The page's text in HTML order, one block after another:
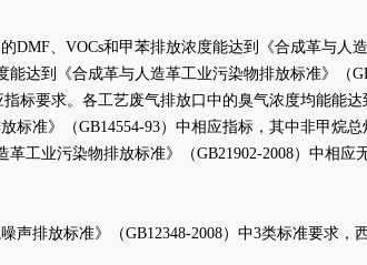
DMF、VOCs和甲苯排放浓度能达到《合成革与人
达到《合成革与人造革工业污染物排放标准》（
标要求。各工艺废气排放口中的臭气浓度均能能达
标准》（GB14554-93）中相应指标，其中非甲烷
工业污染物排放标准》（GB21902-2008）中相
声排放标准》（GB12348-2008）中3类标准要求，